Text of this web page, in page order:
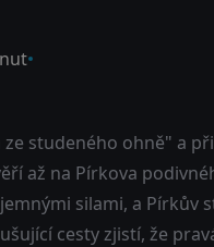
studeného ohně" a
až na Pírkova
silami, a Pírkův
cesty zjistí, že